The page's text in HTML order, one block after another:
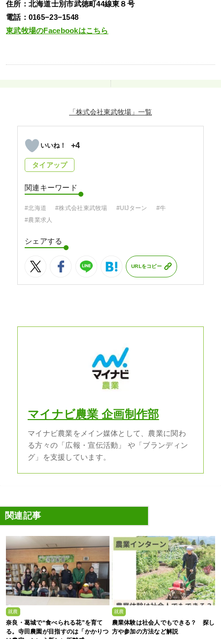
住所：北海道士別市武徳町44線東８号
電話：0165−23−1548
東武牧場のFacebookはこちら
「株式会社東武牧場」
+4
タイアップ
関連キーワード
#北海道 #株式会社東武牧場 #UIJターン
#牛
#農業求人
シェアする
URLをコピー
マイナビ農業 企画制作部
マイナビ農業をメイン媒体として、農業に関わ
る方々の「広報・宣伝活動」 や「ブランディン
グ」を支援しています。
関連記事
就農
奈良・葛城で“食べられる花”を育て
る。寺田農園が目指すのは「かかりつ
就農
農業体験は社会人でもできる？ 探し
方や参加の方法など解説